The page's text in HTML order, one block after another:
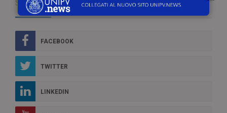
Social Box
FACEBOOK
TWITTER
LINKEDIN